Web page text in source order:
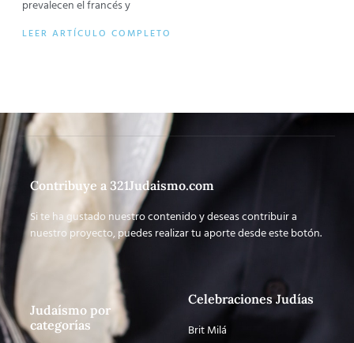
prevalecen el francés y
LEER ARTÍCULO COMPLETO
Contribuye a 321Judaismo.com
Si te ha gustado nuestro contenido y deseas contribuir a
nuestro proyecto, puedes realizar tu aporte desde este botón.
Judaísmo por
categorías
Celebraciones Judías
Brit Milá